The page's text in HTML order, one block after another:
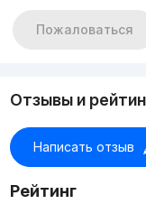
Пожаловаться
Отзывы и
Написать отзыв
Рейтинг